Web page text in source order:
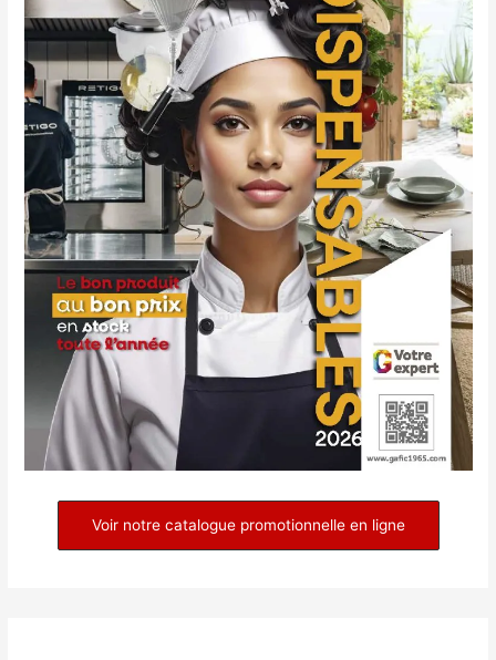
Voir notre catalogue promotionnelle en ligne